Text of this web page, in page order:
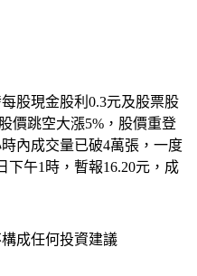
股現金股利0.3元及股票股
價跳空大漲5%，股價重登
內成交量已破4萬張，一度
下午1時，暫報16.20元，成
成任何投資建議